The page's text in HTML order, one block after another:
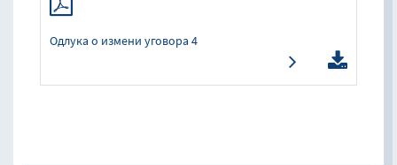
Одлука о измени уговора 4